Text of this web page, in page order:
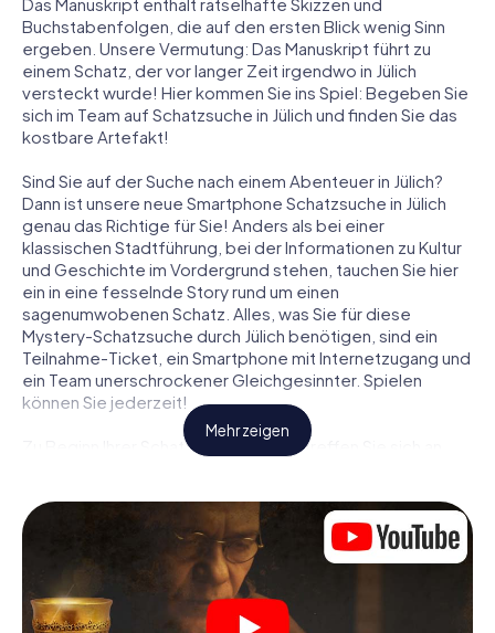
Buchstabenfolgen, die auf den ersten Blick wenig Sinn
ergeben. Unsere Vermutung: Das Manuskript führt zu
einem Schatz, der vor langer Zeit irgendwo in Jülich
versteckt wurde! Hier kommen Sie ins Spiel: Begeben Sie
sich im Team auf Schatzsuche in Jülich und finden Sie das
kostbare Artefakt!
Sind Sie auf der Suche nach einem Abenteuer in Jülich?
Dann ist unsere neue Smartphone Schatzsuche in Jülich
genau das Richtige für Sie! Anders als bei einer
klassischen Stadtführung, bei der Informationen zu Kultur
und Geschichte im Vordergrund stehen, tauchen Sie hier
ein in eine fesselnde Story rund um einen
sagenumwobenen Schatz. Alles, was Sie für diese
Mystery-Schatzsuche durch Jülich benötigen, sind ein
Teilnahme-Ticket, ein Smartphone mit Internetzugang und
ein Team unerschrockener Gleichgesinnter. Spielen
können Sie jederzeit!
Zu Beginn Ihrer Schatzsuche in Jülich treffen Sie sich an
geborener Spurensucher? Wer ein waschechter
Abenteurer? Und wer hat das Zeug zum Code-Knacker?
Bei unserer Schatzsuche in Jülich ist für jeden Spieler die
passende Rolle dabei.
Sind die Rollen verteilt, kann die Krimi-Schatzsuche durch
Mehr zeigen